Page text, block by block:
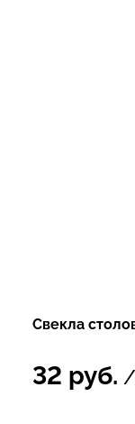
Свекла
32 руб. /